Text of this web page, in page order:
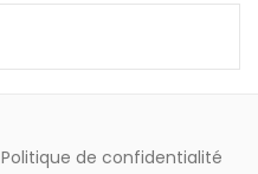
Politique de confidentialité